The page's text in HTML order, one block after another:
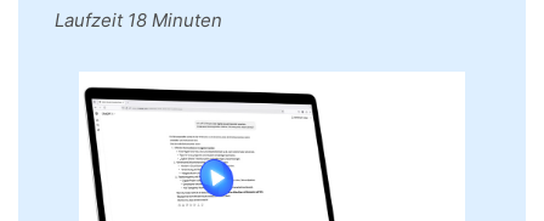
Laufzeit 18 Minuten